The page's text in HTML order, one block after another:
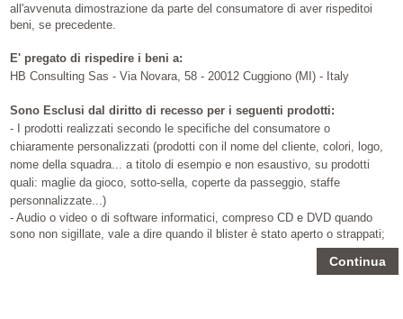
all'avvenuta dimostrazione da parte del consumatore di aver rispeditoi
beni, se precedente.
E' pregato di rispedire i beni a:
HB Consulting Sas - Via Novara, 58 - 20012 Cuggiono (MI) - Italy
Sono Esclusi dal diritto di recesso per i seguenti prodotti:
- I prodotti realizzati secondo le specifiche del consumatore o
chiaramente personalizzati (prodotti con il nome del cliente, colori, logo,
nome della squadra... a titolo di esempio e non esaustivo, su prodotti
quali: maglie da gioco, sotto-sella, coperte da passeggio, staffe
personnalizzate...)
- Audio o video o di software informatici, compreso CD e DVD quando
sono non sigillate, vale a dire quando il blister è stato aperto o strappati;
Continua